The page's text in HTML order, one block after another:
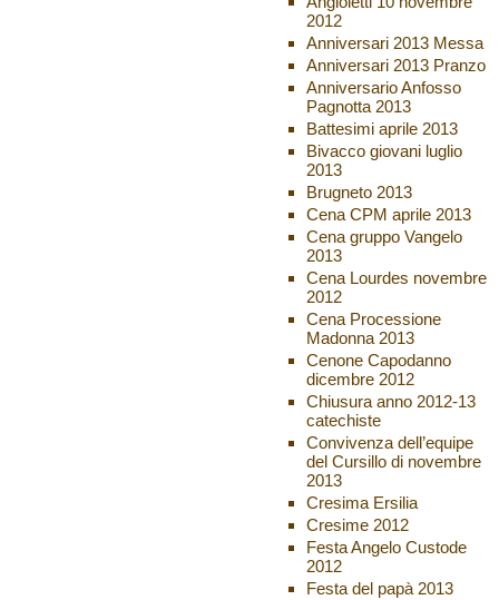
2012
Anniversari 2013 Messa
Anniversari 2013 Pranzo
Anniversario Anfosso
Pagnotta 2013
Battesimi aprile 2013
Bivacco giovani luglio
2013
Brugneto 2013
Cena CPM aprile 2013
Cena gruppo Vangelo
2013
Cena Lourdes novembre
2012
Cena Processione
Madonna 2013
Cenone Capodanno
dicembre 2012
Chiusura anno 2012-13
catechiste
Convivenza dell’equipe
del Cursillo di novembre
2013
Cresima Ersilia
Cresime 2012
Festa Angelo Custode
2012
Festa del papà 2013